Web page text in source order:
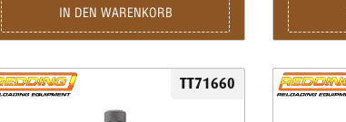
IN DEN WARENKORB
TT71660